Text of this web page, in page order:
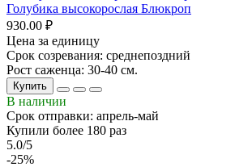
Голубика высокорослая Блюкроп
930.00 ₽
Цена за единицу
Срок созревания: среднепоздний
Рост саженца: 30-40 см.
Купить
В наличии
Срок отправки: апрель-май
Купили более 180 раз
5.0/5
-25%